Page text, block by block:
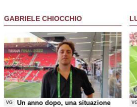
GABRIELE CHIOCCHIO
VG
Un anno dopo, una situazione